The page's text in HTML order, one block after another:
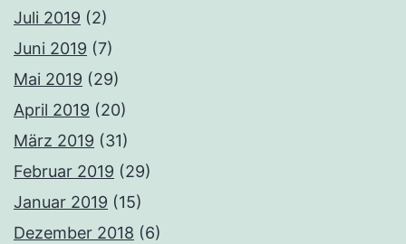
Juli 2019 (2)
Juni 2019 (7)
Mai 2019 (29)
April 2019 (20)
März 2019 (31)
Februar 2019 (29)
Januar 2019 (15)
Dezember 2018 (6)